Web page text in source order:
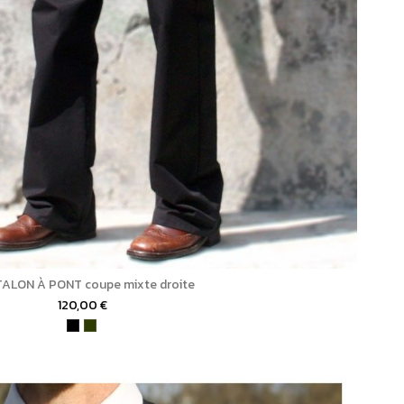
À PONT coupe mixte droite
120,00 €